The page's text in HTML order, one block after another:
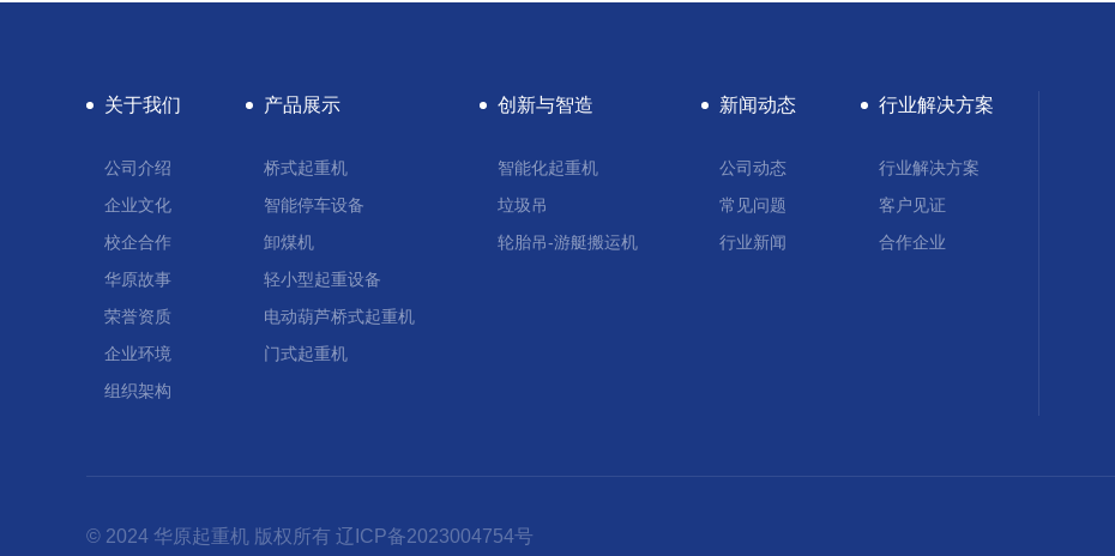
关于我们
公司介绍
企业文化
校企合作
华原故事
荣誉资质
企业环境
组织架构
产品展示
桥式起重机
智能停车设备
卸煤机
轻小型起重设备
电动葫芦桥式起重机
门式起重机
创新与智造
智能化起重机
垃圾吊
轮胎吊-游艇搬运机
新闻动态
公司动态
常见问题
行业新闻
行业解决方案
行业解决方案
客户见证
合作企业
© 2024 华原起重机 版权所有 辽ICP备2023004754号